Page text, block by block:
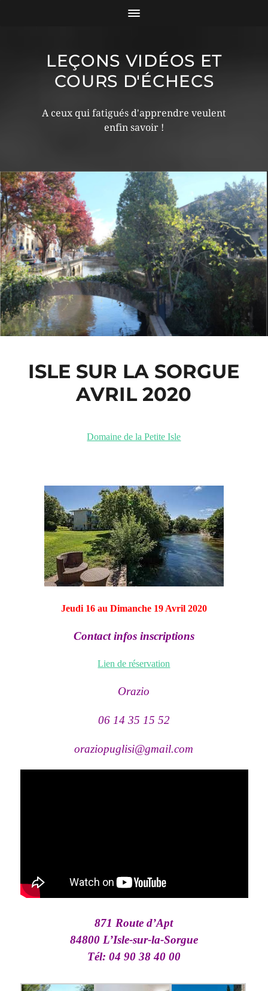
LEÇONS VIDÉOS ET
COURS D'ÉCHECS
A ceux qui fatigués d'apprendre veulent
enfin savoir !
ISLE SUR LA SORGUE
AVRIL 2020
Domaine de la Petite Isle
Jeudi 16 au Dimanche 19 Avril 2020
Contact infos inscriptions
Lien de réservation
Orazio
06 14 35 15 52
oraziopuglisi@gmail.com
871 Route d’Apt
84800 L’Isle-sur-la-Sorgue
Tél: 04 90 38 40 00